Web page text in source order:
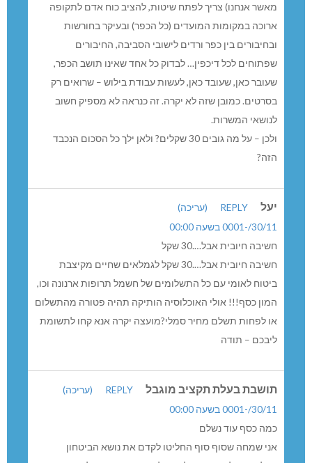
מאשר אנחנו) צריך לפתח שיטות, להציב כוח אדם לתקופה
ארוכה במקומות המועדים (כל הכפר) ובעיקר בחורשות
ובחיבורים בין כפר ורדים לישובי הסביבה, החיבורים
שפתוחים לכל דיכפין… לבדוק כל אחד שאינו תושב הכפר,
שעובר כאן, שעובד כאן, לעשות עבודת בילוש – שרואים רק
בסרטים. כמובן שזה לא יקרה. זה כנראה לא מספיק חשוב
לנושאי המשרות.
ולכן – על מה גובים 30 שקלים? ולאן ילך כל הסכום הנכבד
הזה?
יעל REPLY
(עריכה)
30/11/-0001 בשעה 00:00
חשיבה חיובית אבל….30 שקל
חשיבה חיובית אבל….30 שקל לגמלאים שחיים מקיצבת
ביטוח לאומי עם כל התשלומים של חשמל תרופות ארנונה וכו,
המון כסף!!! אולי האוכלוסיה הותיקה תהיה פטורה מהתשלום
או לפחות תשלם מחיר סמלי?מועצה יקרה אנא קחו לתשומת
ליבכם – תודה
תושבת בעלת תקציב מוגבל REPLY
(עריכה)
30/11/-0001 בשעה 00:00
כמה כסף עוד נשלם
אני שמחה שסוף סוף החליטו לקדם את נושא הביטחון